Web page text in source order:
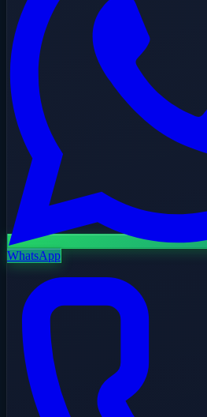
WhatsApp